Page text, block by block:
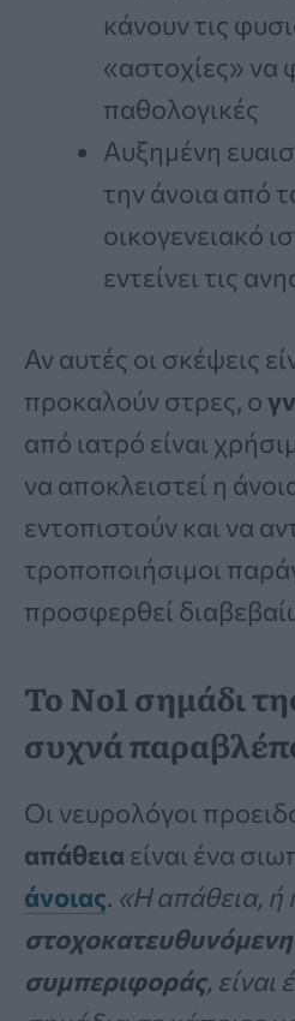
κάνουν τις
«αστοχίες» να
παθολογικές
Αυξημένη
την άνοια από
οικογενειακό
εντείνει τις
Αν αυτές οι σκέψεις
προκαλούν στρες, ο
από ιατρό είναι
να αποκλειστεί η
εντοπιστούν και να
τροποποιήσιμοι
προσφερθεί
Το Νο1 σημάδι
συχνά
Οι νευρολόγοι
απάθεια είναι ένα
άνοιας. «Η απάθεια, ή
συμπεριφοράς,